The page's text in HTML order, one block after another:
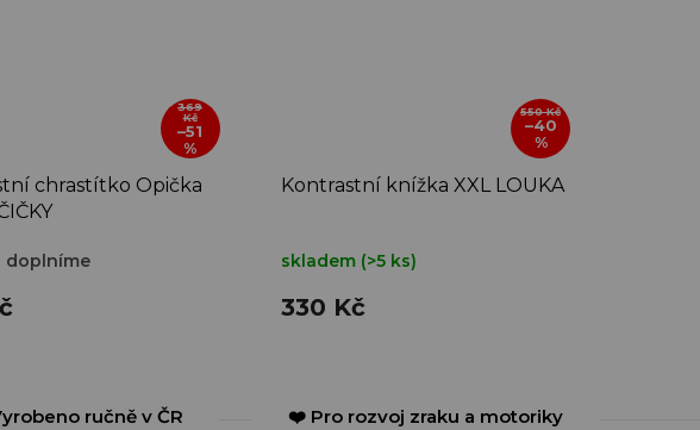
369
Kč
–51
%
chrastítko Opička
doplníme
550 Kč
–40
%
Kontrastní knížka XXL LOUKA
skladem (>5 ks)
330 Kč
ručně v ČR ❤️ Pro rozvoj zraku a motoriky